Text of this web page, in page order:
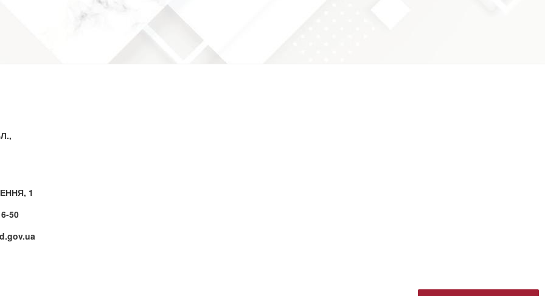
1
50